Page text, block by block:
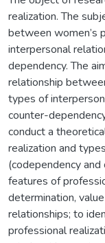
realization. The
between women’s
interpersonal
dependency. The
relationship
types of
counter-
conduct a
realization and
(codependency
features of
determination,
relationships; to
professional